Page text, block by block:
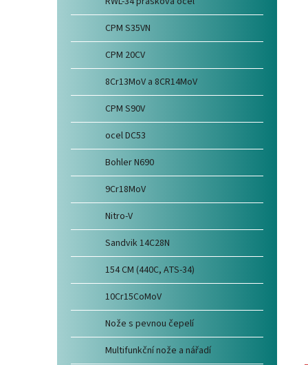
CPM S35VN
CPM 20CV
8Cr13MoV a 8CR14MoV
CPM S90V
ocel DC53
Bohler N690
9Cr18MoV
Nitro-V
Sandvik 14C28N
154 CM (440C, ATS-34)
10Cr15CoMoV
Nože s pevnou čepelí
Multifunkční nože a nářadí